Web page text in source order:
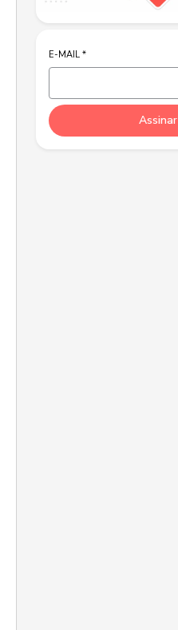
E-MAIL *
Assinar